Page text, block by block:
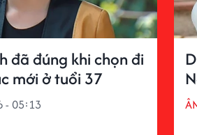
đã đúng khi chọn đi
mới ở tuổi 37
- 05:13